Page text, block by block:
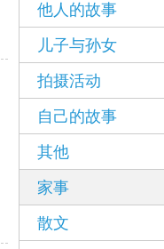
他人的故事
儿子与孙女
拍摄活动
自己的故事
其他
家事
散文